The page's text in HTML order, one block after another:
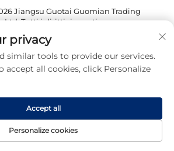
Jiangsu Guotai Guomian Trading
Ltd. Tutti i diritti riservati
sulla privacy
E-MAIL TEL
privacy
similar tools to provide our services.
accept all cookies, click Personalize
Personalize cookies
Accept all